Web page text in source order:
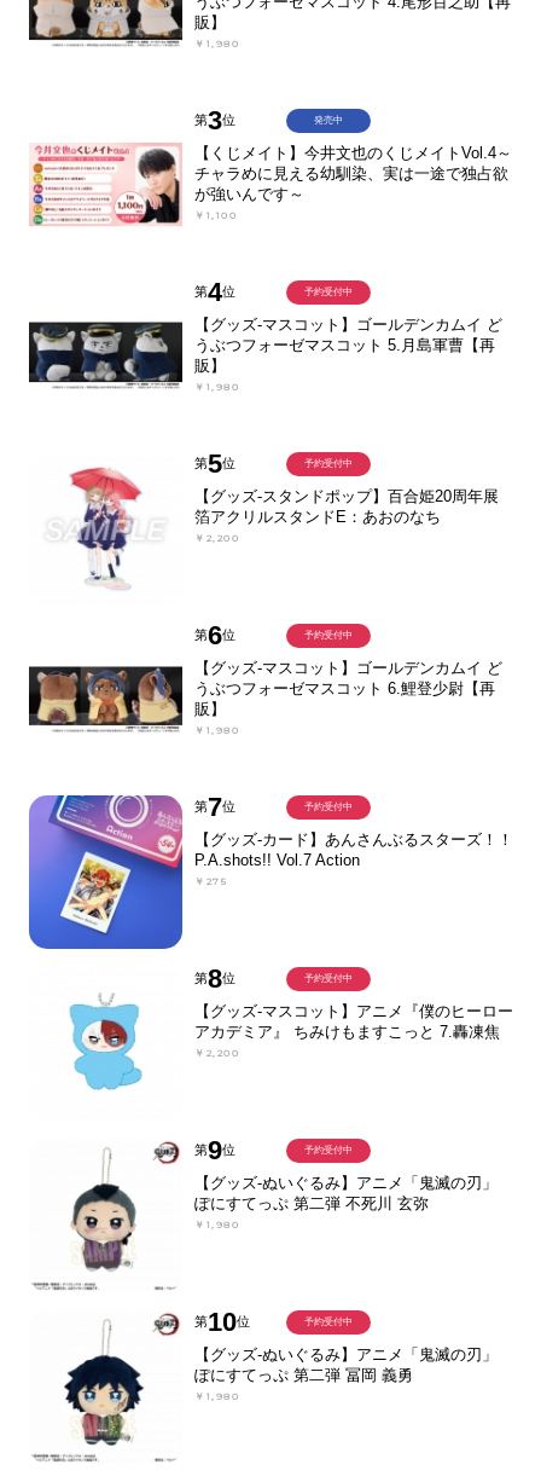
販】
￥1,980
第3位
【くじメイト】今井文也のくじメイトVol.4～
チャラめに見える幼馴染、実は一途で独占欲
が強いんです～
￥1,100
発売中
第4位
【グッズ-マスコット】ゴールデンカムイ ど
うぶつフォーゼマスコット 5.月島軍曹【再
販】
￥1,980
予約受付中
第5位
【グッズ-スタンドポップ】百合姫20周年展
箔アクリルスタンドE：あおのなち
￥2,200
予約受付中
第6位
【グッズ-マスコット】ゴールデンカムイ ど
うぶつフォーゼマスコット 6.鯉登少尉【再
販】
￥1,980
予約受付中
第7位
【グッズ-カード】あんさんぶるスターズ！！
P.A.shots!! Vol.7 Action
￥275
予約受付中
第8位
【グッズ-マスコット】アニメ『僕のヒーロー
アカデミア』 ちみけもますこっと 7.轟凍焦
￥2,200
予約受付中
第9位
【グッズ-ぬいぐるみ】アニメ「鬼滅の刃」
ぽにすてっぷ 第二弾 不死川 玄弥
￥1,980
予約受付中
第10位
【グッズ-ぬいぐるみ】アニメ「鬼滅の刃」
ぽにすてっぷ 第二弾 冨岡 義勇
￥1,980
予約受付中